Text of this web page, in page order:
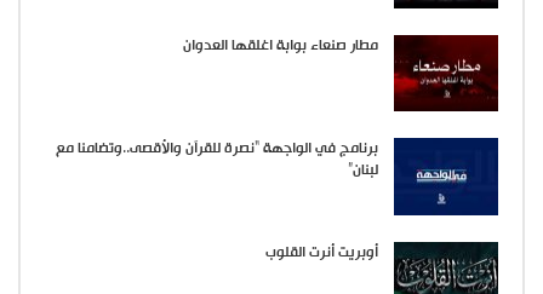
مطار صنعاء بوابة اغلقها العدوان
برنامج في الواجهة “نصرة للقرآن والأقصى..وتضامنا مع
لبنان”
أوبريت أنرت القلوب